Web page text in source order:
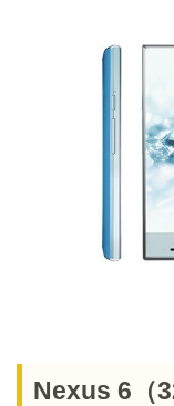
Nexus 6（